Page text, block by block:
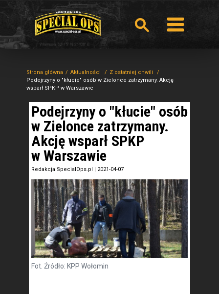
Strona główna Aktualności
Z ostatniej chwili
Podejrzyny o "kłucie" osób w Zielonce zatrzymany. Akcję
wsparł SPKP w Warszawie
Podejrzyny o "kłucie" osób
w Zielonce zatrzymany.
Akcję wsparł SPKP
w Warszawie
Redakcja SpecialOps.pl | 2021-04-07
Fot. Źródło: KPP Wołomin